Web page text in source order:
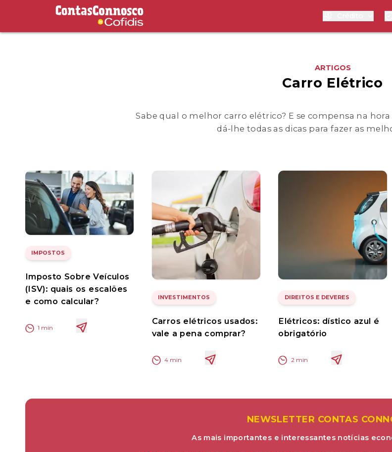
Contas Connosco by Cofidis
ARTIGOS
Carro Elétrico
Sabe qual o melhor carro elétrico? E se compensa na
dá-lhe todas as dicas para fazer as
IMPOSTOS
Imposto Sobre Veículos
(ISV): quais os escalões
e como calcular?
1 min
INVESTIMENTOS
Carros elétricos usados:
vale a pena comprar?
4min
DIREITOS E DEVERES
Elétricos: dístico azul é
obrigatório
2min
NEWSLETTER CONTAS
As mais importantes e interessantes notícias